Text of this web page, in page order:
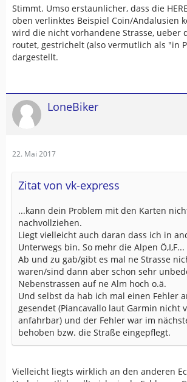
Stimmt. Umso erstaunlicher, dass die
oben verlinktes Beispiel Coin/Andalusien
wird die nicht vorhandene Strasse, ueber
routet, gestrichelt (also vermutlich als "in
dargestellt.
LoneBiker
22. Mai 2017
Zitat von vk-express
...kann dein Problem mit den Karten
nachvollziehen.
Liegt vielleicht auch daran dass ich in
Unterwegs bin. So mehr die Alpen Ö,I,F...
Ab und zu gab/gibt es mal ne Strasse
waren/sind dann aber schon sehr
Nebenstrassen auf ne Alm hoch o.ä.
Und selbst da hab ich mal einen Fehler
gesendet (Piancavallo laut Garmin nicht
anfahrbar) und der Fehler war im
behoben bzw. die Straße eingepflegt.
Vielleicht liegts wirklich an den anderen